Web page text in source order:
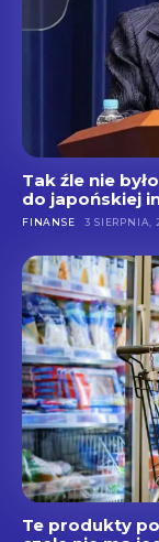
Tak źle nie
do japońskiej
FINANSE 3 SIERPNIA,
Te produkty